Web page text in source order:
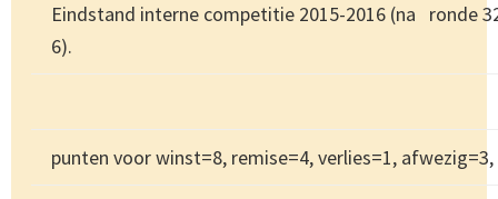
Eindstand interne competitie 2015-2016 (na ronde
6).
punten voor winst=8, remise=4, verlies=1,